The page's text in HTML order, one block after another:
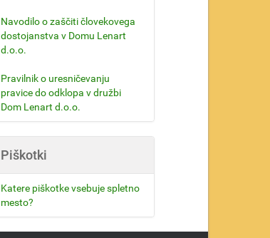
Navodilo o zaščiti človekovega
dostojanstva v Domu Lenart
d.o.o.
Pravilnik o uresničevanju
pravice do odklopa v družbi
Dom Lenart d.o.o.
Piškotki
Katere piškotke vsebuje spletno
mesto?